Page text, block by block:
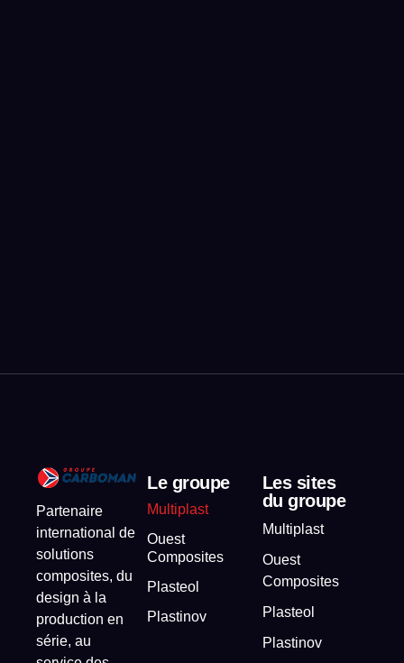
Partenaire
international de
solutions
composites, du
design à la
production en
série, au
Le groupe
Multiplast
Ouest
Composites
Plasteol
Plastinov
Les sites
du groupe
Multiplast
Ouest
Composites
Plasteol
Plastinov